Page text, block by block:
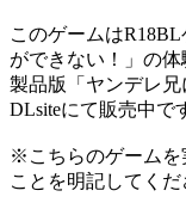
このゲームは
ができない！」の体
製品版「ヤンデレ
DLsiteにて販売中で
※こちらのゲームを
ことを明記してくだ